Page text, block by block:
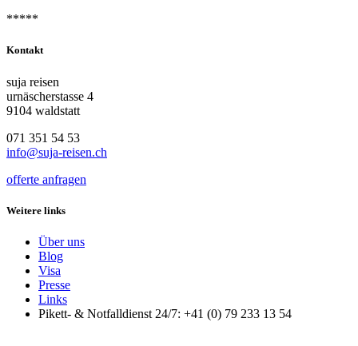
*****
Kontakt
suja reisen
urnäscherstasse 4
9104 waldstatt
071 351 54 53
info@suja-reisen.ch
offerte anfragen
Weitere links
Über uns
Blog
Visa
Presse
Links
Pikett- & Notfalldienst 24/7: +41 (0) 79 233 13 54